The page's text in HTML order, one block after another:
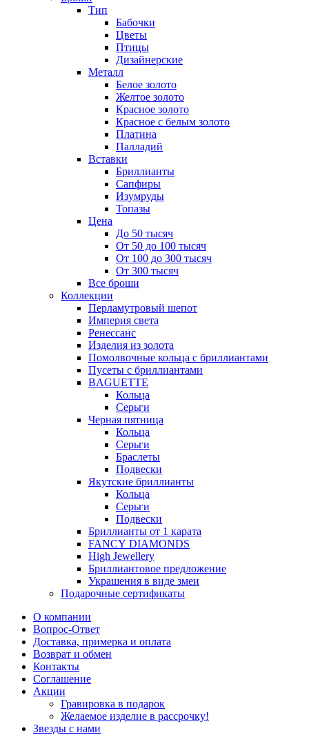
Тип
Бабочки
Цветы
Птицы
Дизайнерские
Металл
Белое золото
Желтое золото
Красное золото
Красное с белым золото
Платина
Палладий
Вставки
Бриллианты
Сапфиры
Изумруды
Топазы
Цена
До 50 тысяч
От 50 до 100 тысяч
От 100 до 300 тысяч
От 300 тысяч
Все броши
Коллекции
Перламутровый шепот
Империя света
Ренессанс
Изделия из золота
Помолвочные кольца с бриллиантами
Пусеты с бриллиантами
BAGUETTE
Кольца
Серьги
Черная пятница
Кольца
Серьги
Браслеты
Подвески
Якутские бриллианты
Кольца
Серьги
Подвески
Бриллианты от 1 карата
FANCY DIAMONDS
High Jewellery
Бриллиантовое предложение
Украшения в виде змеи
Подарочные сертификаты
О компании
Вопрос-Ответ
Доставка, примерка и оплата
Возврат и обмен
Контакты
Соглашение
Акции
Гравировка в подарок
Желаемое изделие в рассрочку!
Звезды с нами